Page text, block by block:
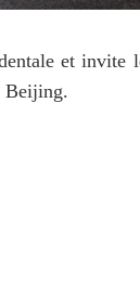
et invite
Beijing.